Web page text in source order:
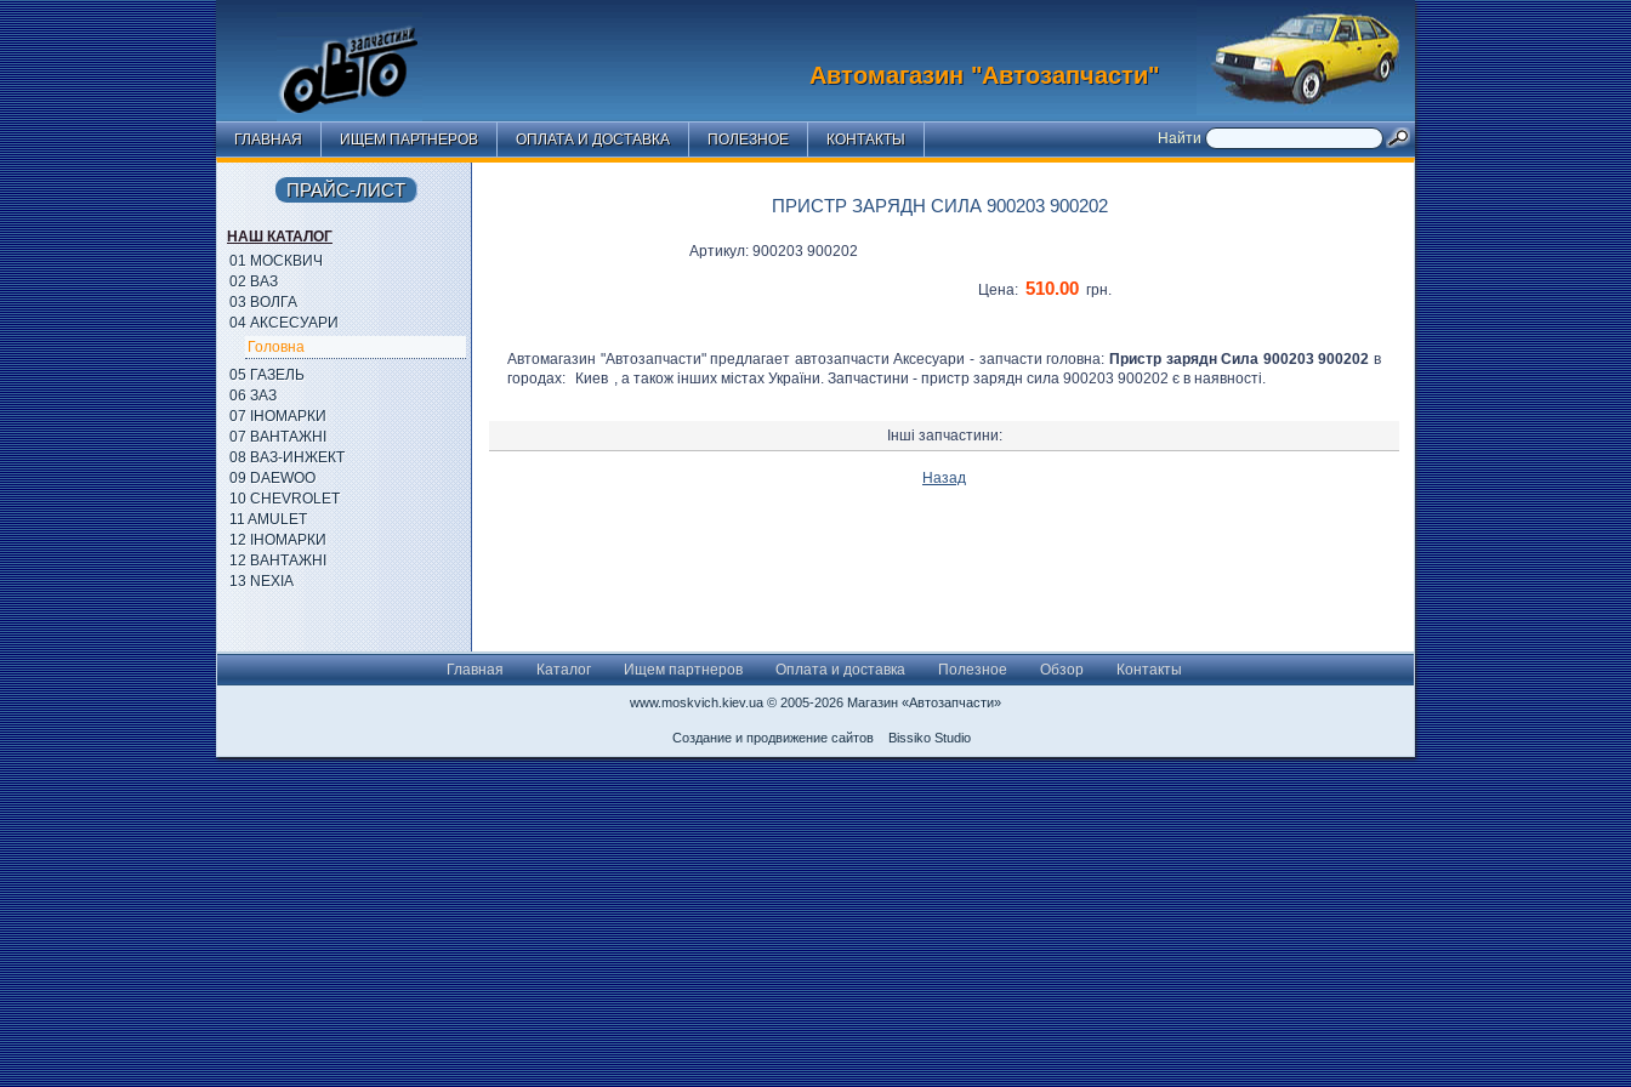
Автомагазин "Автозапчасти"
ГЛАВНАЯ ИЩЕМ ПАРТНЕРОВ ОПЛАТА И ДОСТАВКА ПОЛЕЗНОЕ КОНТАКТЫ Найти
ПРИСТР ЗАРЯДН СИЛА 900203 900202
Артикул: 900203 900202
Цена: 510.00 грн.
Автомагазин "Автозапчасти" предлагает автозапчасти Аксесуари - запчасти головна: Пристр зарядн Сила 900203 900202 в
городах:
Киев , а також інших містах України. Запчастини - пристр зарядн сила 900203 900202 є в наявності.
Інші запчастини:
Назад
ПРАЙС-ЛИСТ
НАШ КАТАЛОГ
01 МОСКВИЧ
02 ВАЗ
03 ВОЛГА
04 АКСЕСУАРИ
Головна
05 ГАЗЕЛЬ
06 ЗАЗ
07 ІНОМАРКИ
07 ВАНТАЖНІ
08 ВАЗ-ИНЖЕКТ
09 DAEWOO
10 CHEVROLET
11 AMULET
12 ІНОМАРКИ
12 ВАНТАЖНІ
13 NEXIA
Главная Каталог Ищем партнеров Оплата и доставка Полезное Обзор Контакты
www.moskvich.kiev.ua © 2005-2026 Магазин «Автозапчасти»
Создание и продвижение сайтов Bissiko Studio